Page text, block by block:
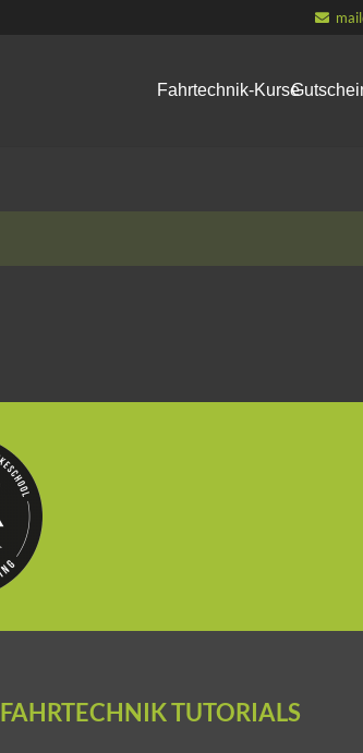
Fahrtechnik-Kurse
FAHRTECHNIK TUTORIALS